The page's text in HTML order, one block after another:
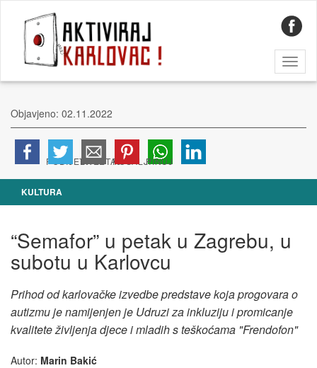
Objavjeno: 02.11.2022
KULTURA
“Semafor” u petak u Zagrebu, u
subotu u Karlovcu
Prihod od karlovačke izvedbe predstave koja progovara o
autizmu je namijenjen je Udruzi za inkluziju i promicanje
kvalitete življenja djece i mladih s teškoćama "Frendofon"
Autor: Marin Bakić